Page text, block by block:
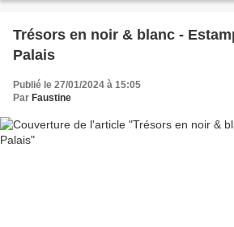
Trésors en noir & blanc -
Palais
Publié le 27/01/2024 à 15:05
Par Faustine